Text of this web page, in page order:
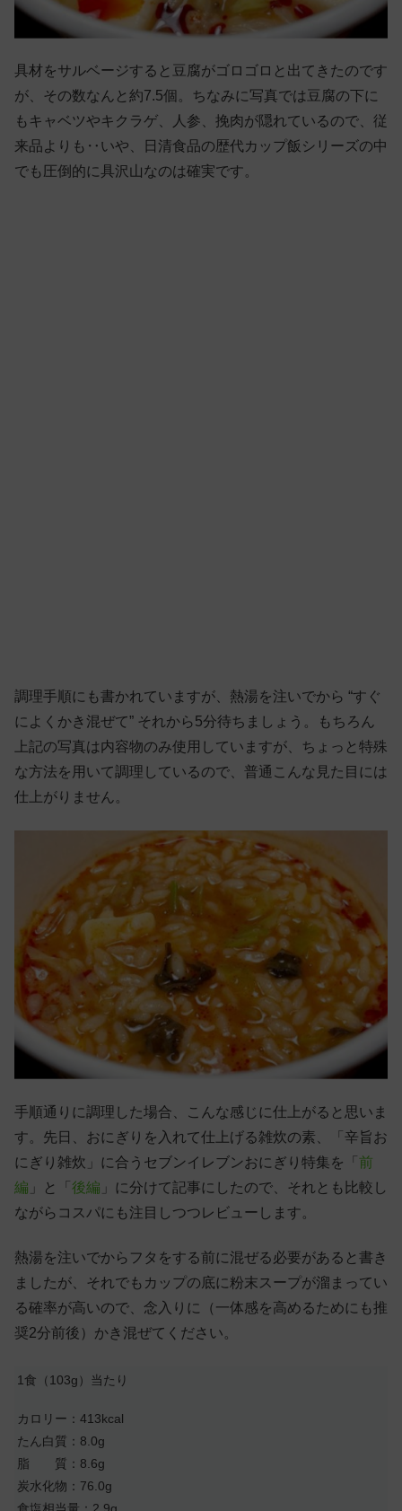
具材をサルベージすると豆腐がゴロゴロと出てきたのです
が、その数なんと約7.5個。ちなみに写真では豆腐の下に
もキャベツやキクラゲ、人参、挽肉が隠れているので、従
来品よりも‥いや、日清食品の歴代カップ飯シリーズの中
でも圧倒的に具沢山なのは確実です。
調理手順にも書かれていますが、熱湯を注いでから “すぐ
によくかき混ぜて” それから5分待ちましょう。もちろん
上記の写真は内容物のみ使用していますが、ちょっと特殊
な方法を用いて調理しているので、普通こんな見た目には
仕上がりません。
手順通りに調理した場合、こんな感じに仕上がると思いま
す。先日、おにぎりを入れて仕上げる雑炊の素、「辛旨お
にぎり雑炊」に合うセブンイレブンおにぎり特集を「 前
編 」と「 後編 」に分けて記事にしたので、それとも比較し
ながらコスパにも注目しつつレビューします。
熱湯を注いでからフタをする前に混ぜる必要があると書き
ましたが、それでもカップの底に粉末スープが溜まってい
る確率が高いので、念入りに（一体感を高めるためにも推
奨2分前後）かき混ぜてください。
1食（103g）当たり
カロリー：413kcal
たん白質：8.0g
脂 質：8.6g
炭水化物：76.0g
食塩相当量：2.9g